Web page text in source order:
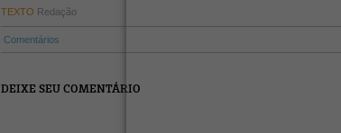
TEXTO Redação
Comentários
DEIXE SEU COMENTÁRIO